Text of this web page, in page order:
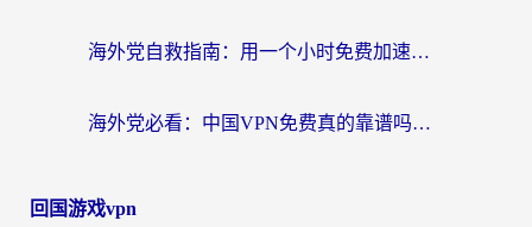
海外党自救指南：用一个小时免费加速器，轻松打破国内资源访问壁垒？
海外党必看：中国VPN免费真的靠谱吗？手把手教你选对回国加速器
回国游戏vpn